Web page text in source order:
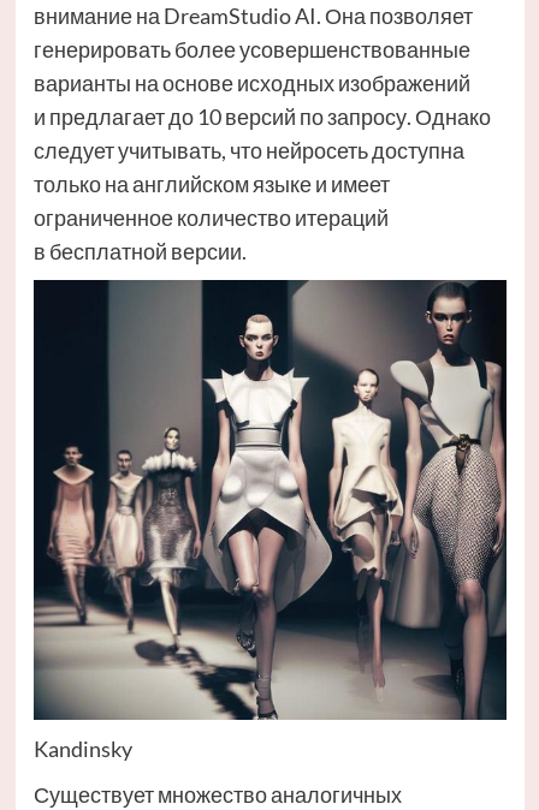
внимание на DreamStudio AI. Она позволяет
генерировать более усовершенствованные
варианты на основе исходных изображений
и предлагает до 10 версий по запросу. Однако
следует учитывать, что нейросеть доступна
только на английском языке и имеет
ограниченное количество итераций
в бесплатной версии.
Kandinsky
Существует множество аналогичных